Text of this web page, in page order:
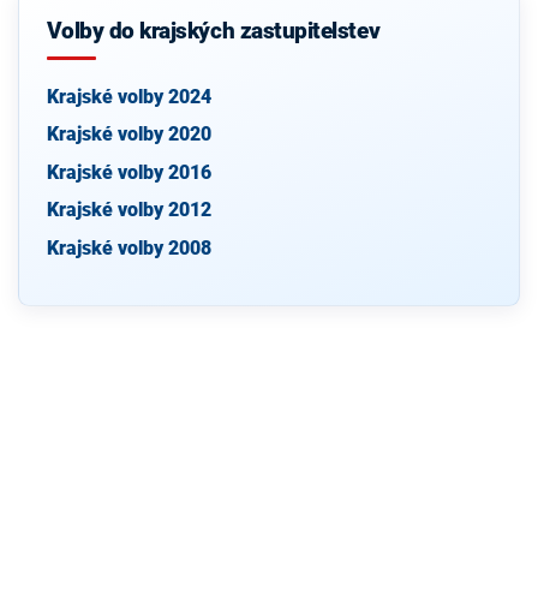
Volby do krajských zastupitelstev
Krajské volby 2024
Krajské volby 2020
Krajské volby 2016
Krajské volby 2012
Krajské volby 2008